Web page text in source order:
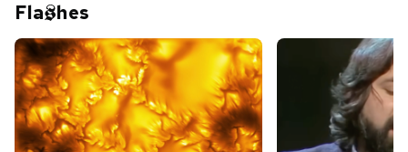
Fla hes